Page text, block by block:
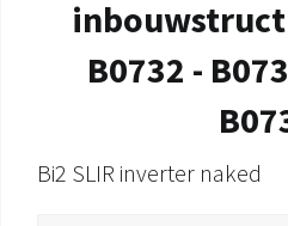
B0732 -
Bi2 SLIR inverter naked